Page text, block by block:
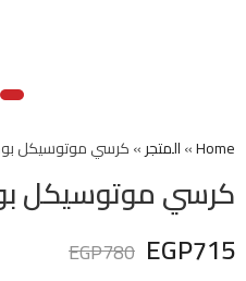
Home
»المتجر»كرسي موتوسيكل
كرسي موتوسيكل
EGP715
EGP780